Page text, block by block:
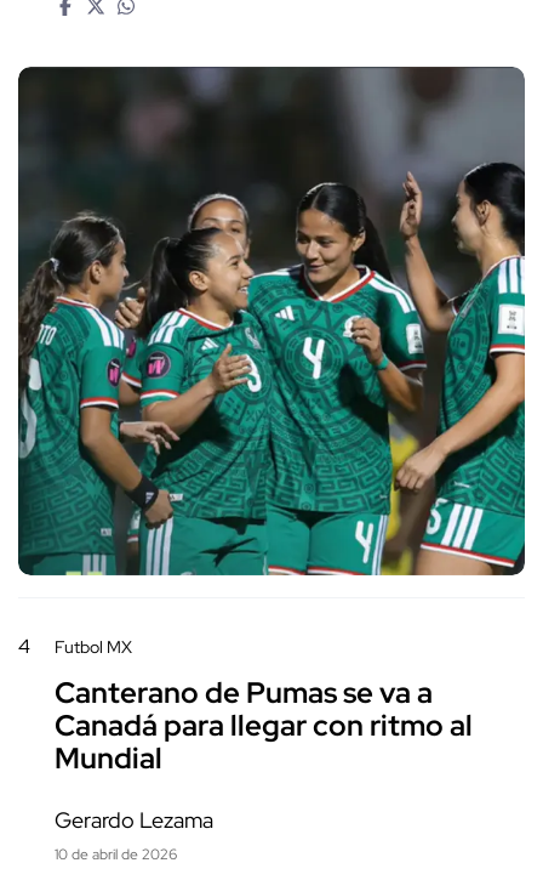
4 Futbol MX
Canterano de Pumas se va a
Canadá para llegar con ritmo al
Mundial
Gerardo Lezama
10 de abril de 2026